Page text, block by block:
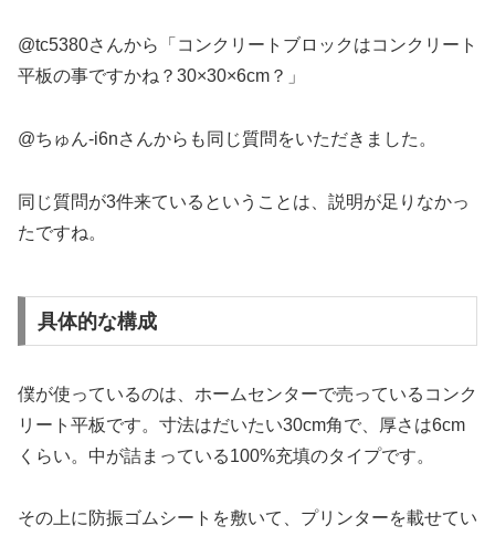
@tc5380さんから「コンクリートブロックはコンクリート
平板の事ですかね？30×30×6cm？」
@ちゅん-i6nさんからも同じ質問をいただきました。
同じ質問が3件来ているということは、説明が足りなかっ
たですね。
具体的な構成
僕が使っているのは、ホームセンターで売っているコンク
リート平板です。寸法はだいたい30cm角で、厚さは6cm
くらい。中が詰まっている100%充填のタイプです。
その上に防振ゴムシートを敷いて、プリンターを載せてい